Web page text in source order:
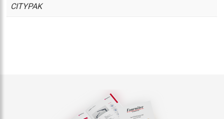
CITYPAK